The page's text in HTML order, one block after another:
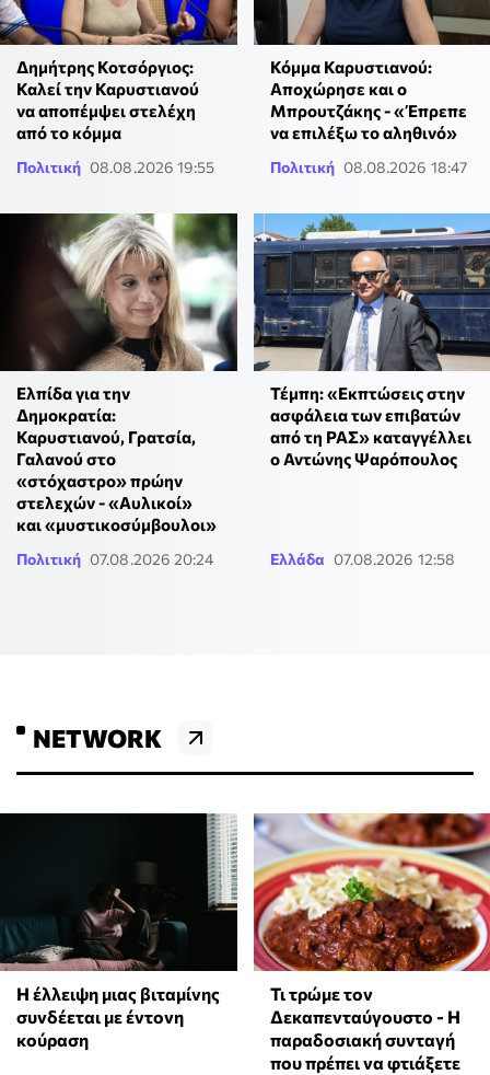
Δημήτρης Κοτσόργιος:
Καλεί την Καρυστιανού
να αποπέμψει στελέχη
από το κόμμα
Πολιτική 08.08.2026 19:55
Κόμμα Καρυστιανού:
Αποχώρησε και ο
Μπρουτζάκης - «Έπρεπε
να επιλέξω το αληθινό»
Πολιτική 08.08.2026 18:47
Ελπίδα για την
Δημοκρατία:
Καρυστιανού, Γρατσία,
Γαλανού στο
«στόχαστρο» πρώην
στελεχών - «Αυλικοί»
και «μυστικοσύμβουλοι»
Πολιτική 07.08.2026 20:24
Τέμπη: «Εκπτώσεις στην
ασφάλεια των επιβατών
από τη ΡΑΣ» καταγγέλλει
ο Αντώνης Ψαρόπουλος
Ελλάδα 07.08.2026 12:58
NETWORK
⁠Η έλλειψη μιας βιταμίνης
συνδέεται με έντονη
κούραση
Τι τρώμε τον
Δεκαπενταύγουστο - Η
παραδοσιακή συνταγή
που πρέπει να φτιάξετε